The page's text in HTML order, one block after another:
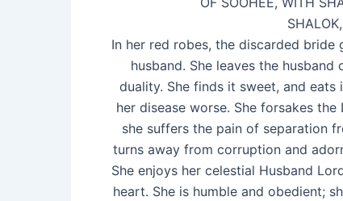
In her red robes, the discarded bride
husband. She leaves the
duality. She finds it sweet, and
her disease worse. She forsakes
she suffers the pain of separation
turns away from corruption and
She enjoys her celestial Husband
heart. She is humble and obedient;